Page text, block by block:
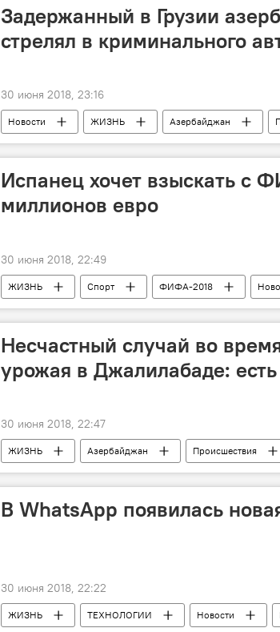
Задержанный в Грузии
стрелял в криминального
30 июня 2018, 23:16
Новости ЖИЗНЬ Азербайджан
Грузия
стрельба Азербайджанец
Испанец хочет взыскать с
миллионов евро
30 июня 2018, 22:49
ЖИЗНЬ Спорт ФИФА-2018
Россия
ФИФА компенсация
Несчастный случай во
урожая в Джалилабаде:
30 июня 2018, 22:47
ЖИЗНЬ Азербайджан Происшествия
В WhatsApp появилась
30 июня 2018, 22:22
ЖИЗНЬ ТЕХНОЛОГИИ Новости